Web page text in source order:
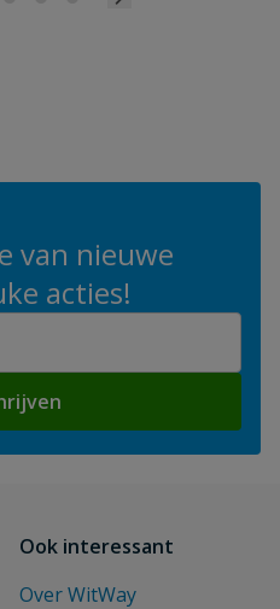
van nieuwe
acties!
Ook interessant
Over WitWay